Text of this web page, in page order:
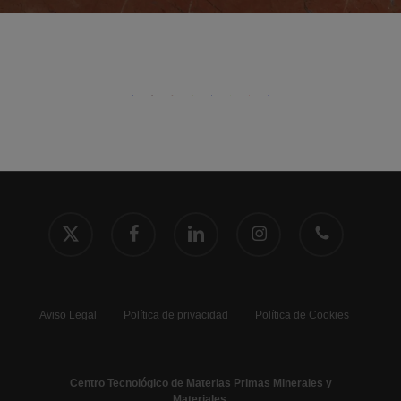
twitter
Aviso Legal Política de privacidad Política de Cookies
Centro Tecnológico de Materias Primas Minerales y